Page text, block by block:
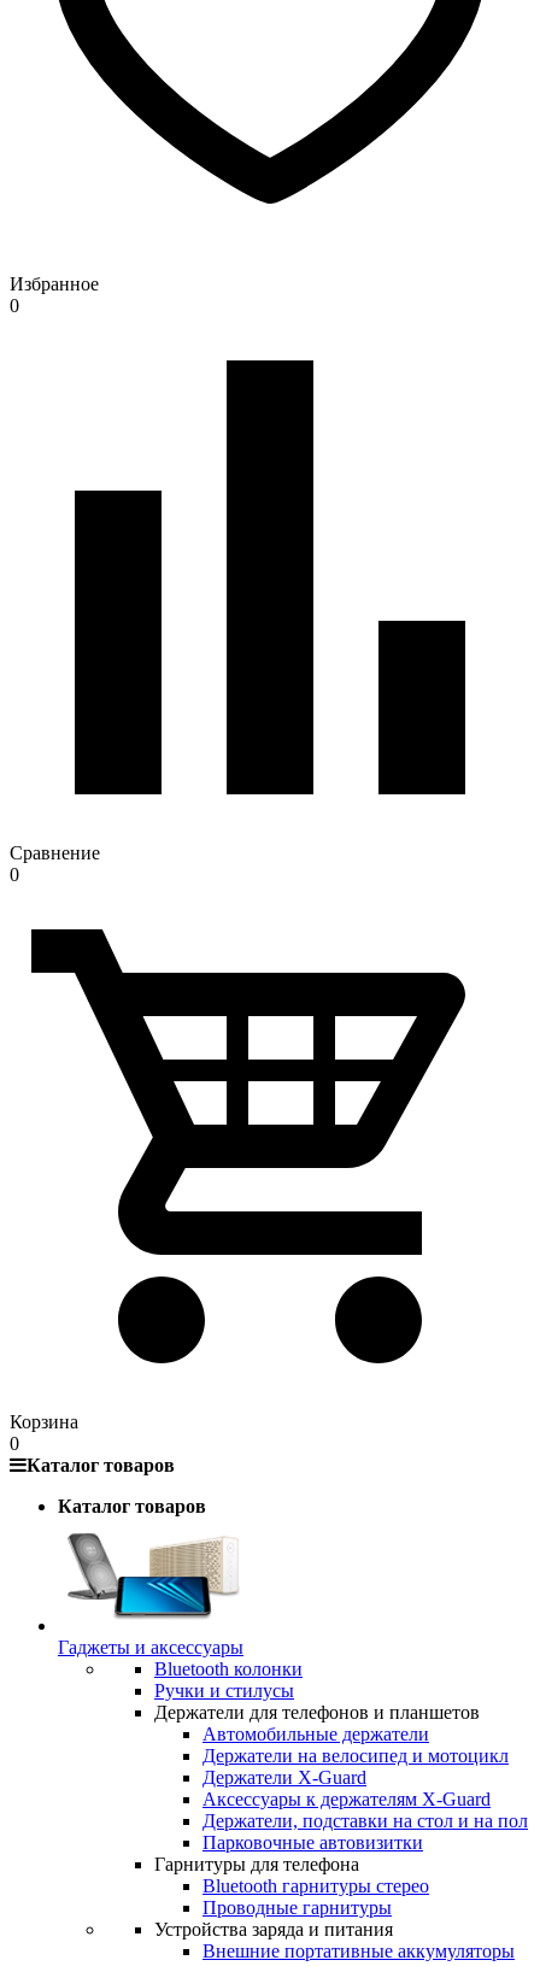
Избранное
0
Сравнение
0
Корзина
0
Каталог товаров
Каталог товаров
Гаджеты и аксессуары
Bluetooth колонки
Ручки и стилусы
Держатели для телефонов и планшетов
Автомобильные держатели
Держатели на велосипед и мотоцикл
Держатели X-Guard
Аксессуары к держателям X-Guard
Держатели, подставки на стол и на пол
Парковочные автовизитки
Гарнитуры для телефона
Bluetooth гарнитуры стерео
Проводные гарнитуры
Устройства заряда и питания
Внешние портативные аккумуляторы